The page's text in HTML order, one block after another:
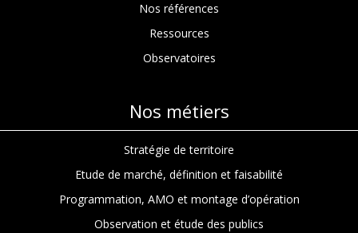
Nos références
Ressources
Observatoires
Nos métiers
Stratégie de territoire
Etude de marché, définition et faisabilité
Programmation, AMO et montage d’opération
Observation et étude des publics